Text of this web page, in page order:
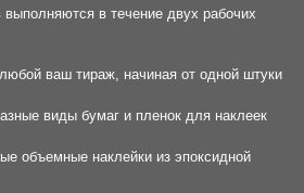
выполняются в течение двух рабочих
ваш тираж, начиная от одной штуки
виды бумаг и пленок для наклеек
объемные наклейки из эпоксидной